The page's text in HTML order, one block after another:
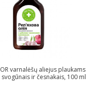
varnalėšų aliejus plaukams
ir česnakais, 100 ml